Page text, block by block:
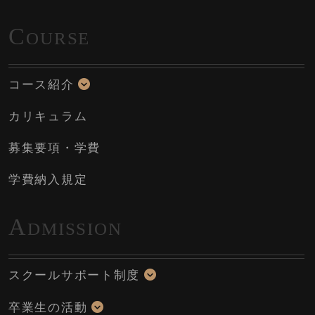
COURSE
コース紹介
カリキュラム
募集要項・学費
学費納入規定
A DMISSION
スクールサポート制度
卒業生の活動